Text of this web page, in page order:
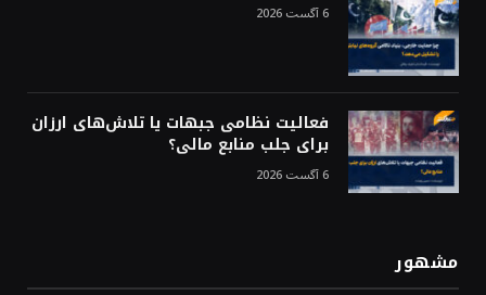
6 آگست 2026
فعالیت نظامی جبهات یا تلاش‌های ارزان
برای جلب منابع مالی؟
6 آگست 2026
مشهور